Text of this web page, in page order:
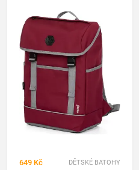
649 Kč DĚTSKÉ BATOHY